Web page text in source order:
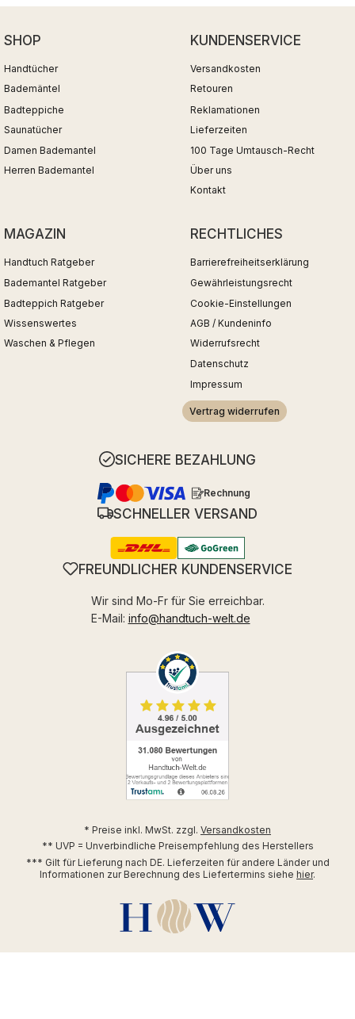
SHOP
Handtücher
Bademäntel
Badteppiche
Saunatücher
Damen Bademantel
Herren Bademantel
KUNDENSERVICE
Versandkosten
Retouren
Reklamationen
Lieferzeiten
100 Tage Umtausch-Recht
Über uns
Kontakt
MAGAZIN
Handtuch Ratgeber
Bademantel Ratgeber
Badteppich Ratgeber
Wissenswertes
Waschen & Pflegen
RECHTLICHES
Barrierefreiheitserklärung
Gewährleistungsrecht
Cookie-Einstellungen
AGB / Kundeninfo
Widerrufsrecht
Datenschutz
Impressum
Vertrag widerrufen
SICHERE BEZAHLUNG
Rechnung
SCHNELLER VERSAND
FREUNDLICHER KUNDENSERVICE
Wir sind Mo-Fr für Sie erreichbar.
E-Mail: info@handtuch-welt.de
* Preise inkl. MwSt. zzgl. Versandkosten
** UVP = Unverbindliche Preisempfehlung des Herstellers
*** Gilt für Lieferung nach DE. Lieferzeiten für andere Länder und
Informationen zur Berechnung des Liefertermins siehe hier.